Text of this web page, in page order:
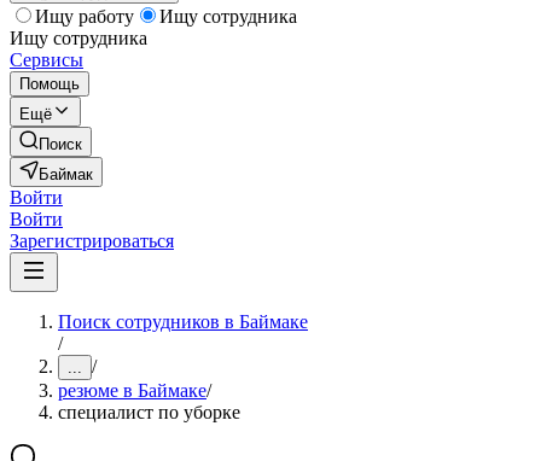
Ищу работу
Ищу сотрудника
Ищу сотрудника
Сервисы
Помощь
Ещё
Поиск
Баймак
Войти
Войти
Зарегистрироваться
Поиск сотрудников в Баймаке
/
... /
резюме в Баймаке/
специалист по уборке